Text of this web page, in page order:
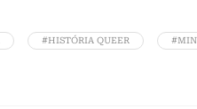
#HISTÓRIA QUEER